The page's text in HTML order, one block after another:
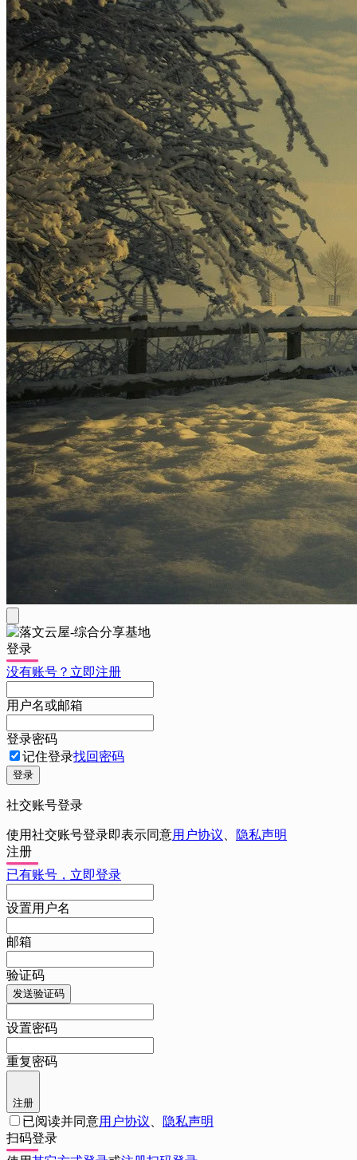
登录
没有账号？立即注册
用户名或邮箱
登录密码
记住登录找回密码
登录
社交账号登录
使用社交账号登录即表示同意用户协议
隐私声明
注册
已有账号，立即登录
设置用户名
邮箱
验证码
发送验证码
设置密码
重复密码
注册
已阅读并同意用户协议
隐私声明
扫码登录